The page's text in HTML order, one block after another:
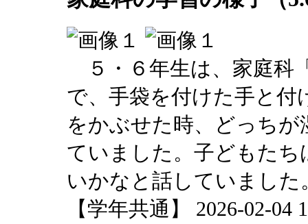
５・６年生は、家庭科
で、手袋を付けた手と付
をかぶせた時、どっち
ていました。子どもた
いかなと話していました
【学年共通】 2026-02-04